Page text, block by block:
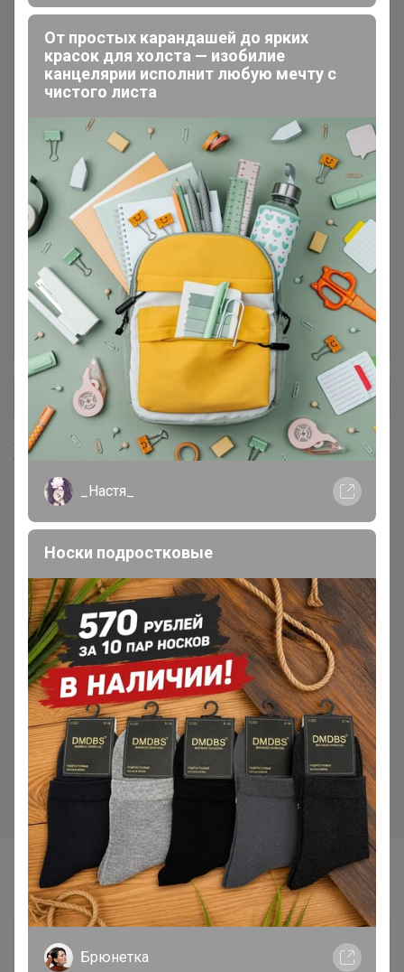
! ПРОДУКТЫ : каши, белковые
2
! ТЕКСТИЛЬ (Пледы, Полотенца,
КПБ) В наличии
! ЖЕНСКАЯ И МУЖСКАЯ
ОДЕЖДА
12
ДЕТСКАЯ ОДЕЖДА И ОБУВЬ! 46
КОЛГОТКИ И НОСКИ 19
КНИГИ, ПЛАКАТЫ, ИГРУШКИ,
РЮКЗАКИ
16
Хиты продаж
78р
Колготки Intimidеа Еffесt 50
ден
р
Личная передачка
Самые желанные
От простых карандашей до ярких
красок для холста — изобилие
канцелярии исполнит любую мечту с
чистого листа
_Настя_
Носки подростковые
Брюнетка